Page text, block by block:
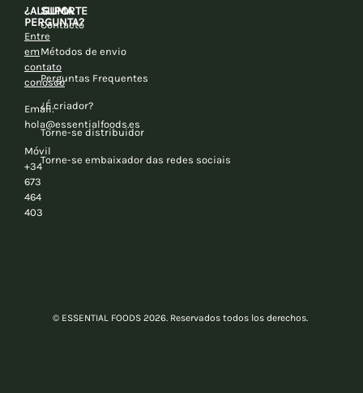
¿ALGUMA
PERGUNTA?
Entre
em
contato
conosco
Email:
hola@essentialfoods.es
Móvil
+34
673
464
403
SUPORTE
Contacto
Métodos de envio
Perguntas Frequentes
¿É criador?
Torne-se distribuidor
Torne-se embaixador das redes sociais
© ESSENTIAL FOODS 2026. Reservados todos los derechos.